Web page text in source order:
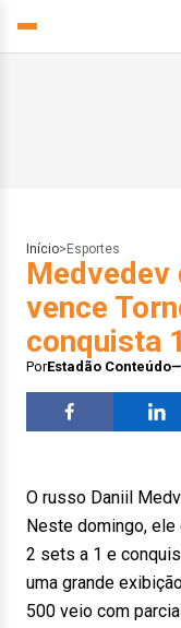
Início> Esportes
Medvedev
vence
conquista
PorEstadão Conteúdo
O russo Daniil
Neste domingo, ele
2 sets a 1 e
uma grande
500 veio com